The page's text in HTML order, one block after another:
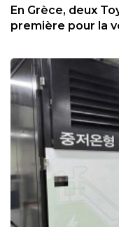
En Grèce, deux
première pour la